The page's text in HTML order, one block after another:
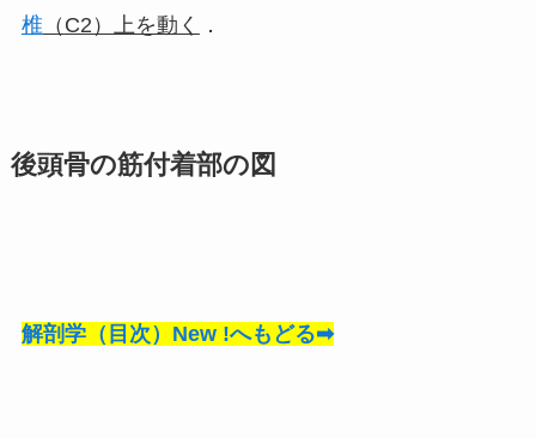
椎 （ C2）上を動く ．
後頭骨の筋付着部の図
解剖学（目次）New !へもどる➡